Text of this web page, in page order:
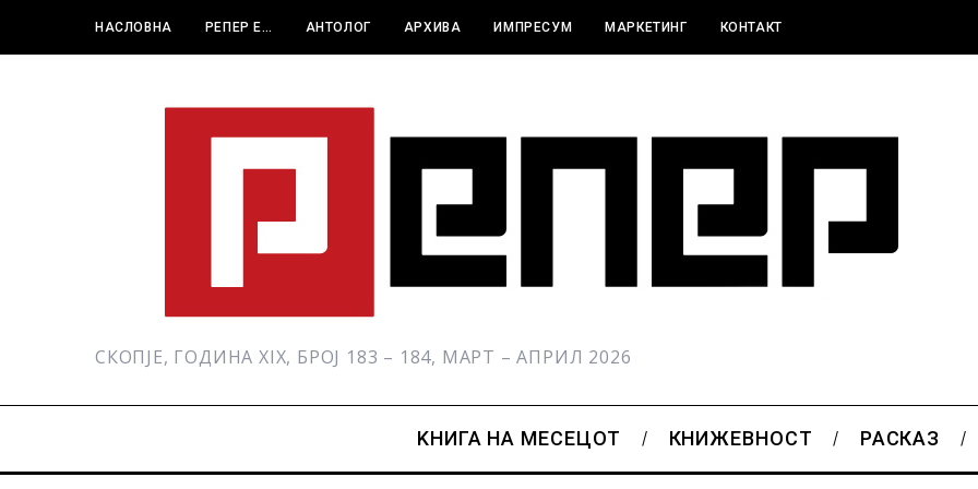
НАСЛОВНА РЕПЕР Е… АНТОЛОГ АРХИВА ИМПРЕСУМ МАРКЕТИНГ КОНТАКТ
СКОПЈЕ, ГОДИНА XIX, БРОЈ 183 – 184, МАРТ – АПРИЛ 2026
KНИГА НА МЕСЕЦОТ КНИЖЕВНОСТ РАСКАЗ